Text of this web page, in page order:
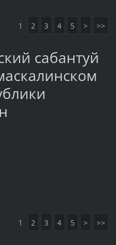
1 2 3 4 5 > >>
сабантуй
1 2 3 4 5 > >>